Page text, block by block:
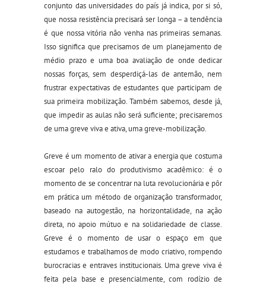
conjunto das universidades do país já indica, por si só,
que nossa resistência precisará ser longa – a tendência
é que nossa vitória não venha nas primeiras semanas.
Isso significa que precisamos de um planejamento de
médio prazo e uma boa avaliação de onde dedicar
nossas forças, sem desperdiçá-las de antemão, nem
frustrar expectativas de estudantes que participam de
sua primeira mobilização. Também sabemos, desde já,
que impedir as aulas não será suficiente; precisaremos
de uma greve viva e ativa, uma greve-mobilização.
Greve é um momento de ativar a energia que costuma
escoar pelo ralo do produtivismo acadêmico: é o
momento de se concentrar na luta revolucionária e pôr
em prática um método de organização transformador,
baseado na autogestão, na horizontalidade, na ação
direta, no apoio mútuo e na solidariedade de classe.
Greve é o momento de usar o espaço em que
estudamos e trabalhamos de modo criativo, rompendo
burocracias e entraves institucionais. Uma greve viva é
feita pela base e presencialmente, com rodízio de